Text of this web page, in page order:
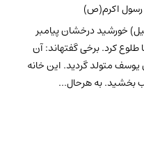
رسول اکرم(ص)
سال 570م. (عام الفیل) خورشید درخشان پیامبر
کرد. برخى گفته‏اند: آن
متولد گردید. این خانه
بخشید. به هرحال...